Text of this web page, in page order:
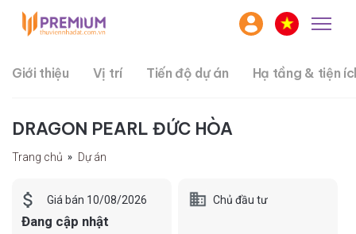
Giới thiệu Vị trí Tiến độ dự án Hạ tầng & tiện
DRAGON PEARL ĐỨC HÒA
Trang chủ Dự án
Giá bán 10/08/2026
Đang cập nhật
Chủ đầu tư